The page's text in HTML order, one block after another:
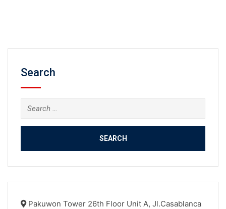
Search
Search
for:
Pakuwon Tower 26th Floor Unit A, Jl.Casablanca